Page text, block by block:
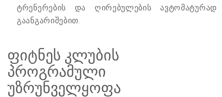
ტრენერების და ღირებულების ავტომატურად
გაანგარიშებით.
ფიტნეს კლუბის
პროგრამული
უზრუნველყოფა